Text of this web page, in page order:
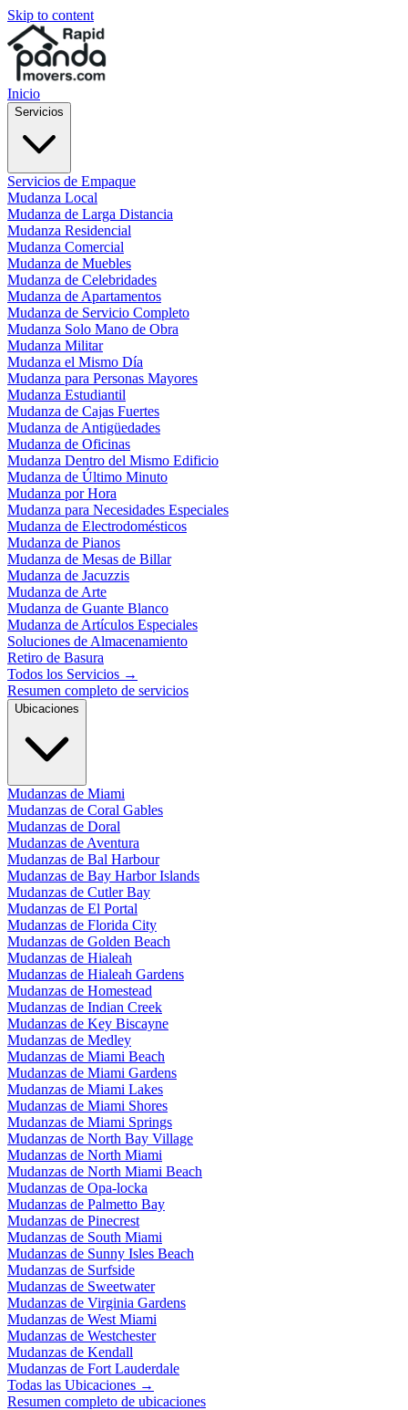
Skip to content
Inicio
Servicios
Servicios de Empaque
Mudanza Local
Mudanza de Larga Distancia
Mudanza Residencial
Mudanza Comercial
Mudanza de Muebles
Mudanza de Celebridades
Mudanza de Apartamentos
Mudanza de Servicio Completo
Mudanza Solo Mano de Obra
Mudanza Militar
Mudanza el Mismo Día
Mudanza para Personas Mayores
Mudanza Estudiantil
Mudanza de Cajas Fuertes
Mudanza de Antigüedades
Mudanza de Oficinas
Mudanza Dentro del Mismo Edificio
Mudanza de Último Minuto
Mudanza por Hora
Mudanza para Necesidades Especiales
Mudanza de Electrodomésticos
Mudanza de Pianos
Mudanza de Mesas de Billar
Mudanza de Jacuzzis
Mudanza de Arte
Mudanza de Guante Blanco
Mudanza de Artículos Especiales
Soluciones de Almacenamiento
Retiro de Basura
Todos los Servicios →
Resumen completo de servicios
Ubicaciones
Mudanzas de Miami
Mudanzas de Coral Gables
Mudanzas de Doral
Mudanzas de Aventura
Mudanzas de Bal Harbour
Mudanzas de Bay Harbor Islands
Mudanzas de Cutler Bay
Mudanzas de El Portal
Mudanzas de Florida City
Mudanzas de Golden Beach
Mudanzas de Hialeah
Mudanzas de Hialeah Gardens
Mudanzas de Homestead
Mudanzas de Indian Creek
Mudanzas de Key Biscayne
Mudanzas de Medley
Mudanzas de Miami Beach
Mudanzas de Miami Gardens
Mudanzas de Miami Lakes
Mudanzas de Miami Shores
Mudanzas de Miami Springs
Mudanzas de North Bay Village
Mudanzas de North Miami
Mudanzas de North Miami Beach
Mudanzas de Opa-locka
Mudanzas de Palmetto Bay
Mudanzas de Pinecrest
Mudanzas de South Miami
Mudanzas de Sunny Isles Beach
Mudanzas de Surfside
Mudanzas de Sweetwater
Mudanzas de Virginia Gardens
Mudanzas de West Miami
Mudanzas de Westchester
Mudanzas de Kendall
Mudanzas de Fort Lauderdale
Todas las Ubicaciones →
Resumen completo de ubicaciones